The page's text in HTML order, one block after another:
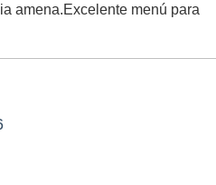
amena.Excelente menú para